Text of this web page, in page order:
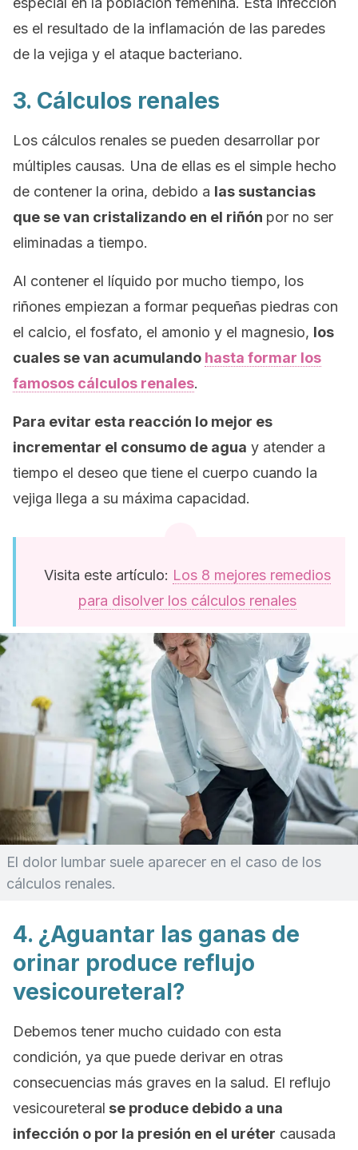
es el resultado de la inflamación de las paredes
de la vejiga y el ataque bacteriano.
3. Cálculos renales
Los cálculos renales se pueden desarrollar por
múltiples causas. Una de ellas es el simple hecho
de contener la orina, debido a las sustancias
que se van cristalizando en el riñón por no ser
eliminadas a tiempo.
Al contener el líquido por mucho tiempo, los
riñones empiezan a formar pequeñas piedras con
el calcio, el fosfato, el amonio y el magnesio, los
cuales se van acumulando hasta formar los
famosos cálculos renales.
Para evitar esta reacción lo mejor es
incrementar el consumo de agua y atender a
tiempo el deseo que tiene el cuerpo cuando la
vejiga llega a su máxima capacidad.
Visita este artículo: Los 8 mejores remedios
para disolver los cálculos renales
El dolor lumbar suele aparecer en el caso de los
cálculos renales.
4. ¿Aguantar las ganas de
orinar produce reflujo
vesicoureteral?
Debemos tener mucho cuidado con esta
condición, ya que puede derivar en otras
consecuencias más graves en la salud. El reflujo
vesicoureteral se produce debido a una
infección o por la presión en el uréter causada